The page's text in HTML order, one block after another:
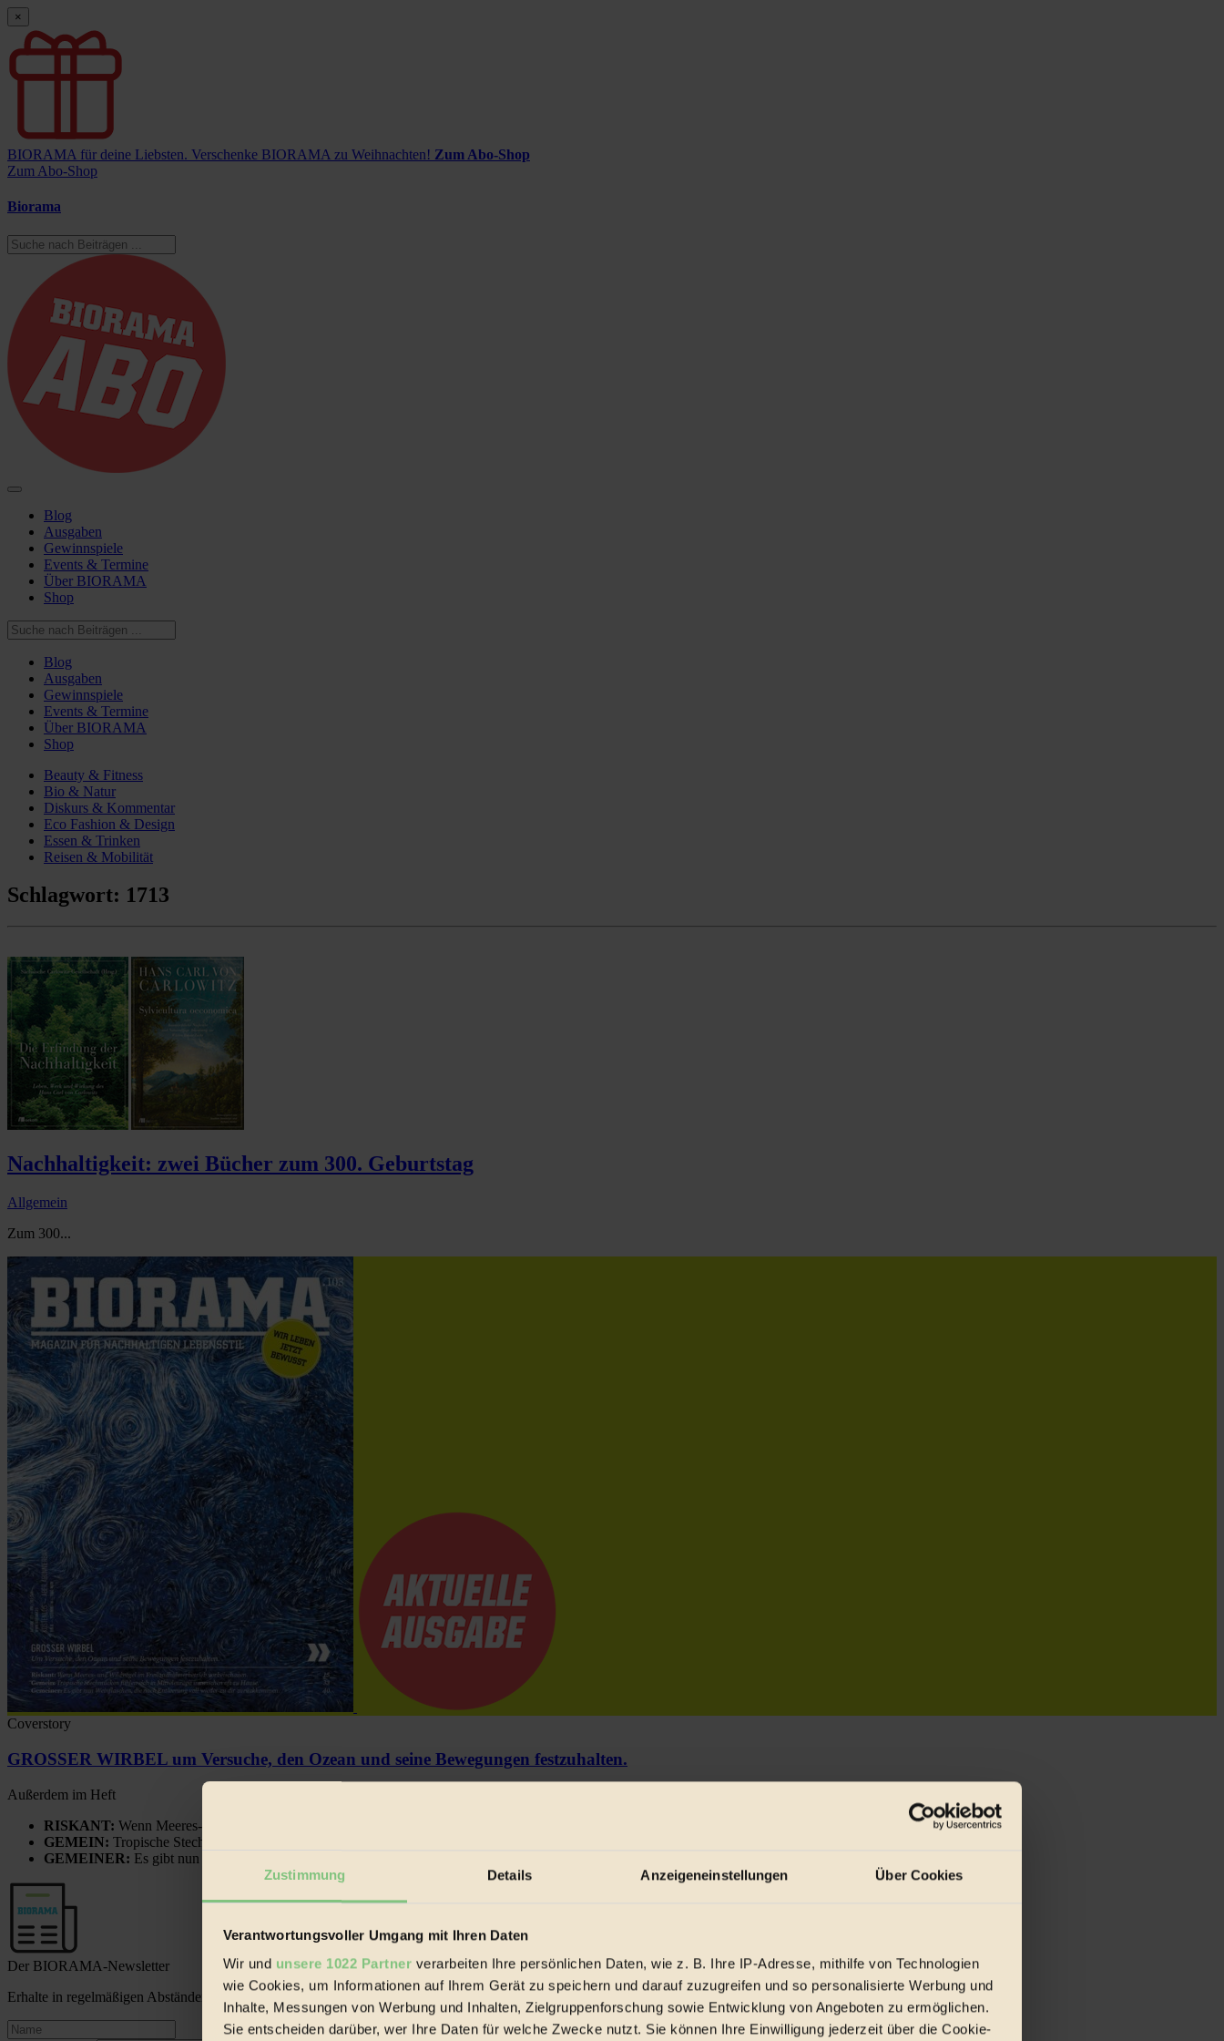
Zustimmung Details Anzeigeneinstellungen Über Cookies
Verantwortungsvoller Umgang mit Ihren Daten
Wir und unsere 1022 Partner verarbeiten Ihre persönlichen Daten, wie z. B. Ihre IP-Adresse, mithilfe von Technologien
wie Cookies, um Informationen auf Ihrem Gerät zu speichern und darauf zuzugreifen und so personalisierte Werbung und
Inhalte, Messungen von Werbung und Inhalten, Zielgruppenforschung sowie Entwicklung von Angeboten zu ermöglichen.
Sie entscheiden darüber, wer Ihre Daten für welche Zwecke nutzt. Sie können Ihre Einwilligung jederzeit über die Cookie-
×
BIORAMA für deine Liebsten. Verschenke BIORAMA zu Weihnachten! Zum Abo-Shop
Zum Abo-Shop
Biorama
Blog
Ausgaben
Gewinnspiele
Events & Termine
Über BIORAMA
Shop
Blog
Ausgaben
Gewinnspiele
Events & Termine
Über BIORAMA
Shop
Beauty & Fitness
Bio & Natur
Diskurs & Kommentar
Eco Fashion & Design
Essen & Trinken
Reisen & Mobilität
Schlagwort: 1713
Nachhaltigkeit: zwei Bücher zum 300. Geburtstag
Allgemein
Zum 300...
Coverstory
GROSSER WIRBEL um Versuche, den Ozean und seine Bewegungen festzuhalten.
Außerdem im Heft
RISKANT: Wenn Meeres- und Wildvögel im Freilandhühnerbetrieb vorbeischauen.
GEMEIN: Tropische Stechmücken fühlen sich in Mitteleuropa inziwschen oft zu Hause.
GEMEINER: Es gibt nun Weinflaschen, die nach Entleerung voll wieder zu dir zurückkommen.
Der BIORAMA-Newsletter
Erhalte in regelmäßigen Abständen die aktuellsten Artikel, Gewinnspiele & Ausgaben übersichtlich aufbereitet vom BIORAMA-Magazin per E-Mail.